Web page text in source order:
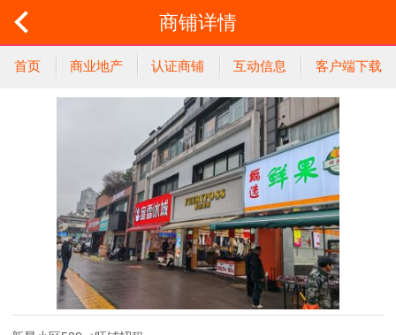
商铺详情
首页 商业地产 认证商铺 互动信息 客户端下载